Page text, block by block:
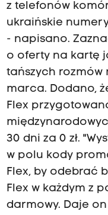
z telefonów
ukraińskie
- napisano.
o oferty na kartę
tańszych rozmów
marca. Dodano,
Flex
30 dni za 0 zł.
w polu kody
Flex, by odebrać
Flex w każdym z
darmowy. Daje